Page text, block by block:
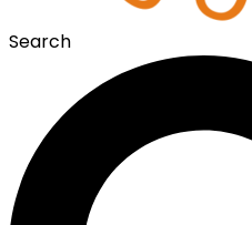
Search